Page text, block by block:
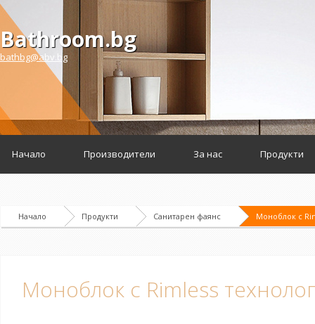
Bathroom.bg
bathbg@abv.bg
Начало Производители За нас Продукти
Начало Продукти Санитарен фаянс Моноблок с
Моноблок с Rimless